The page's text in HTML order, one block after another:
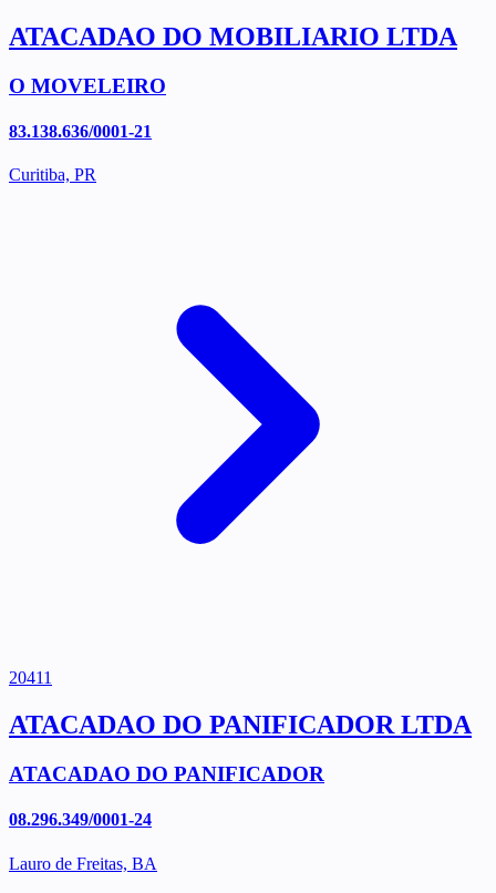
ATACADAO DO MOBILIARIO LTDA
O MOVELEIRO
83.138.636/0001-21
Curitiba, PR
20411
ATACADAO DO PANIFICADOR LTDA
ATACADAO DO PANIFICADOR
08.296.349/0001-24
Lauro de Freitas, BA